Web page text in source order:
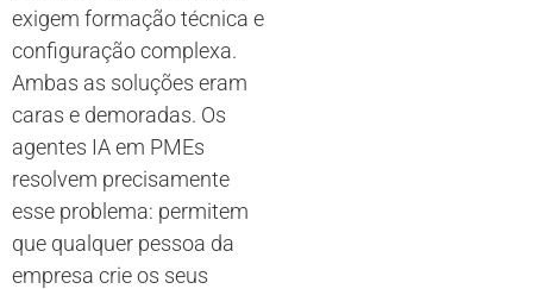
exigem formação técnica e
configuração complexa.
Ambas as soluções eram
caras e demoradas. Os
agentes IA em PMEs
resolvem precisamente
esse problema: permitem
que qualquer pessoa da
empresa crie os seus